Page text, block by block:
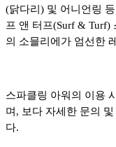
(닭다리) 및 어니언링
프 앤 터프(Surf & Turf)
의 소믈리에가 엄선한
스파클링 아워의 이용
며, 보다 자세한 문의
다.